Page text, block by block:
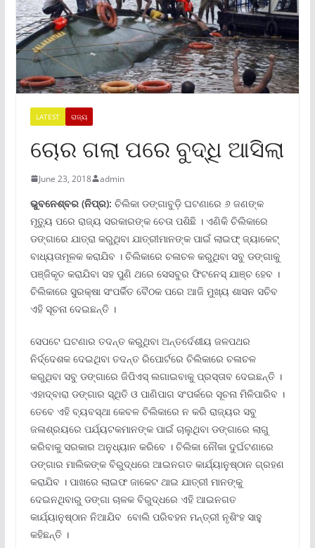
LATEST ରାଜ୍ୟ
ଚୋର ଗଲା ପରେ ବୁଦ୍ଧି ଆସିଲା
June 23, 2018 admin
ଭୁବନେଶ୍ବର (ନିପ୍ର): ଚିଲିକା ଡଙ୍ଗାବୁଡ଼ି ଘଟଣାରେ ୬ ଜଣଙ୍କ
ମୃତ୍ୟୁ ପରେ ରାଜ୍ୟ ସରକାରଙ୍କ ଚେତା ପଶିଛି । ଏଣିକି ଚିଲିକାରେ
ଡଙ୍ଗାରେ ଯାତ୍ରା କରୁଥିବା ଯାତ୍ରୀମାନଙ୍କ ପାଇଁ ଲାଇଫ୍ ଜ୍ୟାକେଟ୍
ବାଧ୍ୟତାମୂଳକ କରାଯିବ । ଚିଲିକାରେ ଚଳାଚଳ କରୁଥିବା ସବୁ ଡଙ୍ଗାକୁ
ପଞ୍ଜିକୃତ କରାଯିବା ସହ ପୁଣି ଥରେ ସେସବୁର ଫିଟନେସ୍ ଯାଞ୍ଚ ହେବ ।
ଚିଲିକାରେ ସୁରକ୍ଷା ସଂପର୍କିତ ବୈଠକ ପରେ ଆଜି ମୁଖ୍ୟ ଶାସନ ସଚିବ
ଏହି ସୂଚନା ଦେଇଛନ୍ତି ।
ସେପଟେ ଘଟଣାର ତଦନ୍ତ କରୁଥିବା ଅନ୍ତର୍ଦେଶୀୟ ଜଳପଥର
ନିର୍ଦ୍ଦେଶକ ଦେଇଥିବା ତଦନ୍ତ ରିପୋର୍ଟରେ ଚିଲିକାରେ ଚଳାଚଳ
କରୁଥିବା ସବୁ ଡଙ୍ଗାରେ ଜିପିଏସ୍ ଲଗାଇବାକୁ ପ୍ରସ୍ତାବ ଦେଇଛନ୍ତି ।
ଏହାଦ୍ବାରା ଡଙ୍ଗାର ସ୍ଥିତି ଓ ପାଣିପାଗ ସଂପର୍କରେ ସୂଚନା ମିଳିପାରିବ ।
ତେବେ ଏହି ବ୍ୟବସ୍ଥା କେବଳ ଚିଲିକାରେ ନ କରି ରାଜ୍ୟର ସବୁ
ଜଳାଶ୍ରୟରେ ପର୍ଯ୍ୟଟକମାନଙ୍କ ପାଇଁ ଚାଲୁଥିବା ଡଙ୍ଗାରେ ଲାଗୁ
କରିବାକୁ ସରକାର ଅନୁଧ୍ୟାନ କରିବେ । ଚିଲିକା ନୌକା ଦୁର୍ଘଟଣାରେ
ଡଙ୍ଗାର ମାଲିକଙ୍କ ବିରୁଦ୍ଧରେ ଆଇନଗତ କାର୍ଯ୍ୟାନୁଷ୍ଠାନ ଗ୍ରହଣ
କରାଯିବ । ପାଖରେ ଲାଇଫ ଜାକେଟ ଥାଇ ଯାତ୍ରୀ ମାନଙ୍କୁ
ଦେଇନଥିବାରୁ ଡଙ୍ଗା ଚାଳକ ବିରୁଦ୍ଧରେ ଏହି ଆଇନଗତ
କାର୍ଯ୍ୟାନୁଷ୍ଠାନ ନିଆଯିବ ବୋଲି ପରିବହନ ମନ୍ତ୍ରୀ ନୃଶିଂହ ସାହୁ
କହିଛନ୍ତି ।